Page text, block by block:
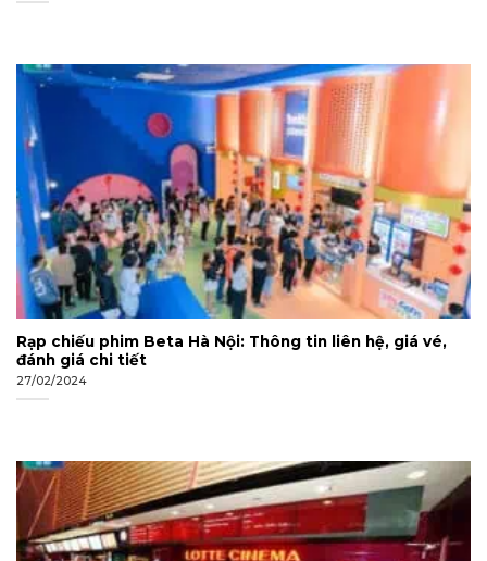
Rạp chiếu phim Beta Hà Nội: Thông tin liên hệ, giá vé,
đánh giá chi tiết
27/02/2024